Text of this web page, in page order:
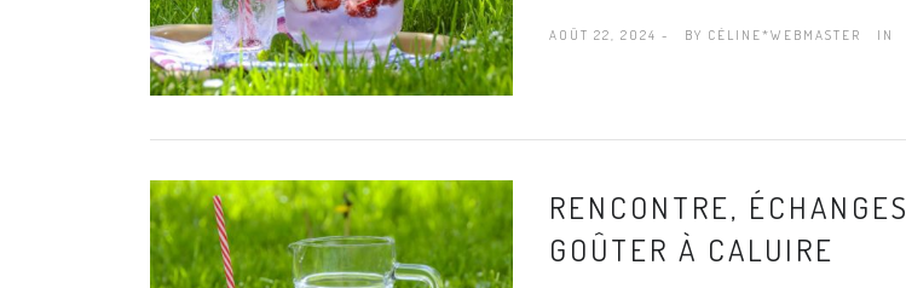
AOÛT 22, 2024 - BY CÉLINE*WEBMASTER IN
RENCONTRE,
GOÛTER À CALUIRE